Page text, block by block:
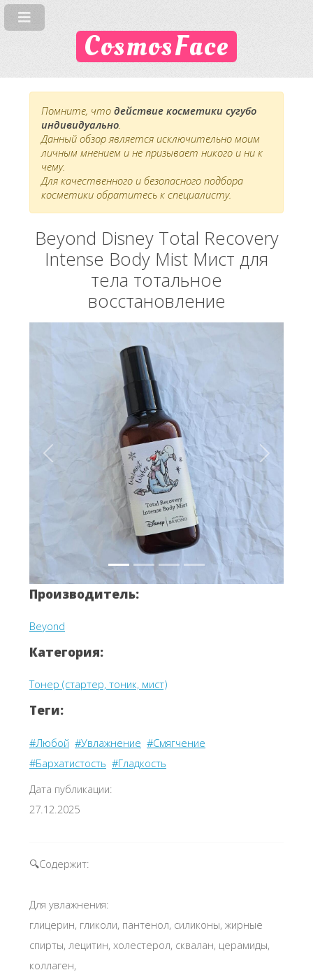
CosmosFace
Помните, что действие косметики сугубо
индивидуально.
Данный обзор является исключительно моим
личным мнением и не призывает никого и ни к
чему.
Для качественного и безопасного подбора
косметики обратитесь к специалисту.
Beyond Disney Total Recovery
Intense Body Mist Мист для
тела тотальное
восстановление
Вперёд Назад
Производитель:
Beyond
Категория:
Тонер (стартер, тоник, мист)
Теги:
#Любой #Увлажнение #Смягчение
#Бархатистость #Гладкость
Дата публикации:
27.12.2025
🔍Содержит:
Для увлажнения:
глицерин, гликоли, пантенол, силиконы, жирные
спирты, лецитин, холестерол, сквалан, церамиды,
коллаген,